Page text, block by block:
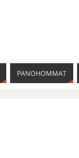
PANOHOMMAT